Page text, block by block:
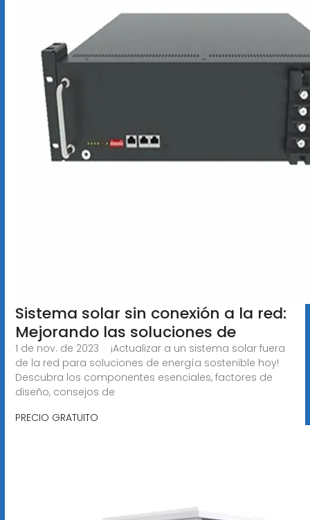
Sistema solar sin conexión a la red:
Mejorando las soluciones de
1 de nov. de 2023 · ¡Actualizar a un sistema solar fuera
de la red para soluciones de energía sostenible hoy!
Descubra los componentes esenciales, factores de
diseño, consejos de
PRECIO GRATUITO